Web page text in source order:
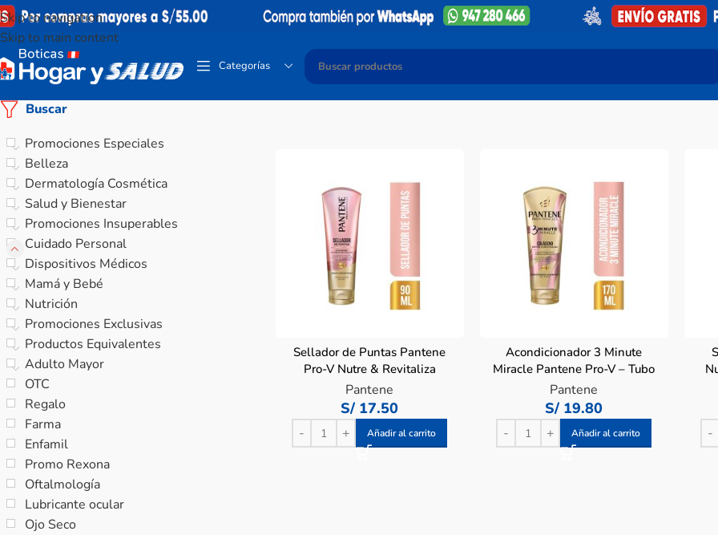
Skip to navigation
Skip to main content
Categorías
Buscar
Promociones Especiales
Belleza
Dermatología Cosmética
Salud y Bienestar
Promociones Insuperables
Cuidado Personal
Dispositivos Médicos
Mamá y Bebé
Nutrición
Promociones Exclusivas
Productos Equivalentes
Adulto Mayor
OTC
Regalo
Farma
Enfamil
Promo Rexona
Oftalmología
Lubricante ocular
Ojo Seco
Sellador de Puntas Pantene
Pro-V Nutre & Revitaliza
Sérum – Tubo 90 ML
Pantene
S/ 17.50
Añadir al carrito
Acondicionador 3 Minute
Miracle Pantene Pro-V – Tubo
170 ML
Pantene
S/ 19.80
Añadir al carrito